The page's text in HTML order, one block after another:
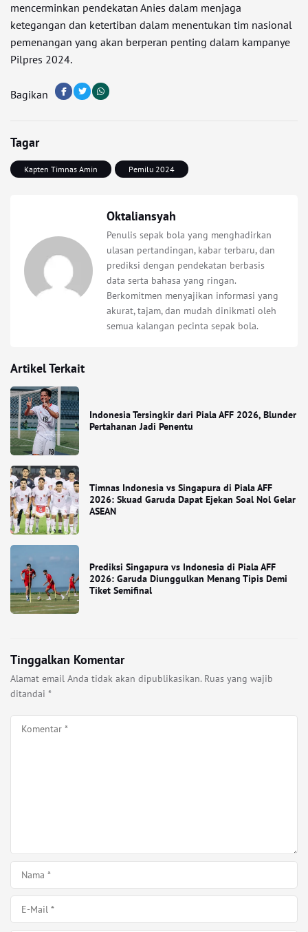
mencerminkan pendekatan Anies dalam menjaga
ketegangan dan ketertiban dalam menentukan tim nasional
pemenangan yang akan berperan penting dalam kampanye
Pilpres 2024.
Bagikan
Tagar
Kapten Timnas Amin Pemilu 2024
Oktaliansyah
Penulis sepak bola yang menghadirkan
ulasan pertandingan, kabar terbaru, dan
prediksi dengan pendekatan berbasis
data serta bahasa yang ringan.
Berkomitmen menyajikan informasi yang
akurat, tajam, dan mudah dinikmati oleh
semua kalangan pecinta sepak bola.
Artikel Terkait
Indonesia Tersingkir dari Piala AFF 2026, Blunder
Pertahanan Jadi Penentu
Timnas Indonesia vs Singapura di Piala AFF
2026: Skuad Garuda Dapat Ejekan Soal Nol Gelar
ASEAN
Prediksi Singapura vs Indonesia di Piala AFF
2026: Garuda Diunggulkan Menang Tipis Demi
Tiket Semifinal
Tinggalkan Komentar
Alamat email Anda tidak akan dipublikasikan. Ruas yang wajib
ditandai *